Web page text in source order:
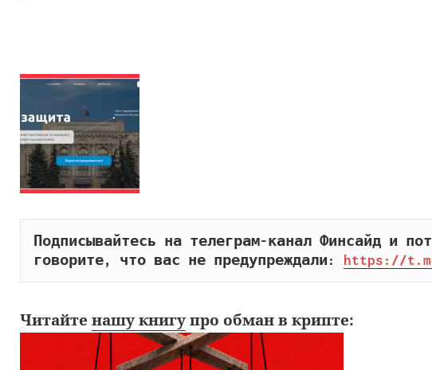
Подписывайтесь на телеграм-канал Финсайд и
говорите, что вас не предупреждали: https://
Читайтенашу книгупро обман в крипте: